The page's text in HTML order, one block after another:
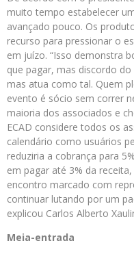
muito tempo estabelecer
avançado pouco. Os
recurso para pressionar o
em juízo. “Isso demonstra
que pagar, mas discordo
mas atua como tal. Quem
evento é sócio sem correr
maioria dos associados e
ECAD considere todos os
calendário como usuários
reduziria a cobrança para
em pagar até 3% da
encontro marcado com
continuar lutando por um
explicou Carlos Alberto
Meia-entrada